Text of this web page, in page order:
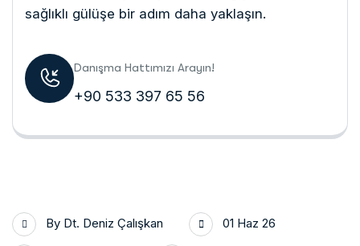
sağlıklı gülüşe bir adım daha yaklaşın.
Danışma Hattımızı Arayın!
+90 533 397 65 56
By Dt. Deniz Çalışkan 01 Haz 26